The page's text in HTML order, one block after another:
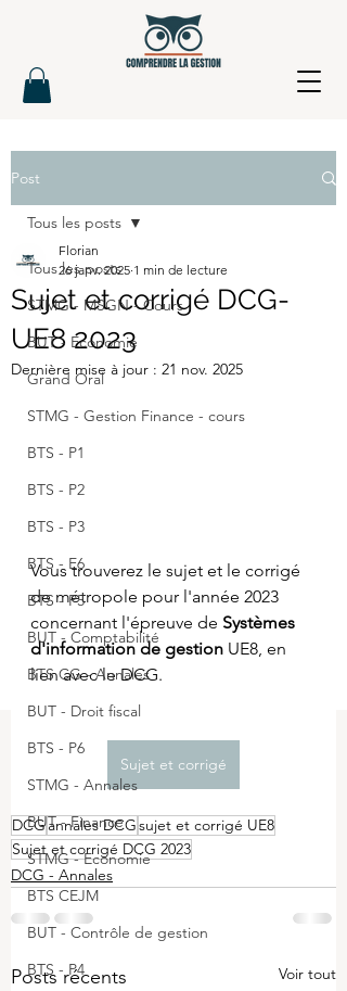
Post
Tous les posts
STMG - MSGN - Cours
BUT - Economie
Grand Oral
STMG - Gestion Finance - cours
BTS - P1
BTS - P2
BTS - P3
BTS - E6
BTS - P5
BUT - Comptabilité
BTS CG - Annales
BUT - Droit fiscal
BTS - P6
STMG - Annales
BUT - Finance
STMG - Economie
BTS CEJM
BUT - Contrôle de gestion
BTS - P4
Tous les posts
Sujet et corrigé DCG-
UE8 2023
Florian
26 janv. 2025 1 min de lecture
Dernière mise à jour : 21 nov. 2025
Vous trouverez le sujet et le corrigé
de métropole pour l'année 2023
concernant l'épreuve de Systèmes
d'information de gestion UE8, en
lien avec le DCG.
Sujet et corrigé
DCGannales DCGsujet et corrigé UE8
Sujet et corrigé DCG 2023
DCG - Annales
Posts récents Voir tout